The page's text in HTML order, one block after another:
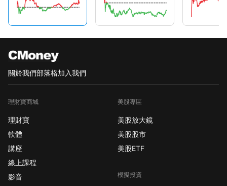
關於我們部落格加入我們
理財寶商城
理財寶
軟體
講座
線上課程
影音
美股專區
美股放大鏡
美股股市
美股ETF
模擬投資